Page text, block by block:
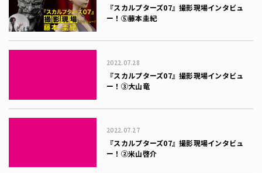
『スカルプターズ07』撮影現場インタビュ
ー！⑤藤本圭紀
2022.07.28
『スカルプターズ07』撮影現場インタビュ
ー！③大山竜
2022.07.27
『スカルプターズ07』撮影現場インタビュ
ー！②米山啓介